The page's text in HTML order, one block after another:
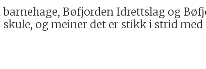
Bøfjorden Idrettslag og
og meiner det er stikk i strid